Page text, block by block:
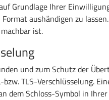
Grundlage Ihrer
aushändigen zu
ist.
und zum Schutz der
TLS-Verschlüsselung.
dem Schloss-Symbol in